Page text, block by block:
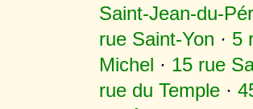
Saint-Jean-du-
rue Saint-Yon · 5
Michel · 15 rue
rue du Temple·